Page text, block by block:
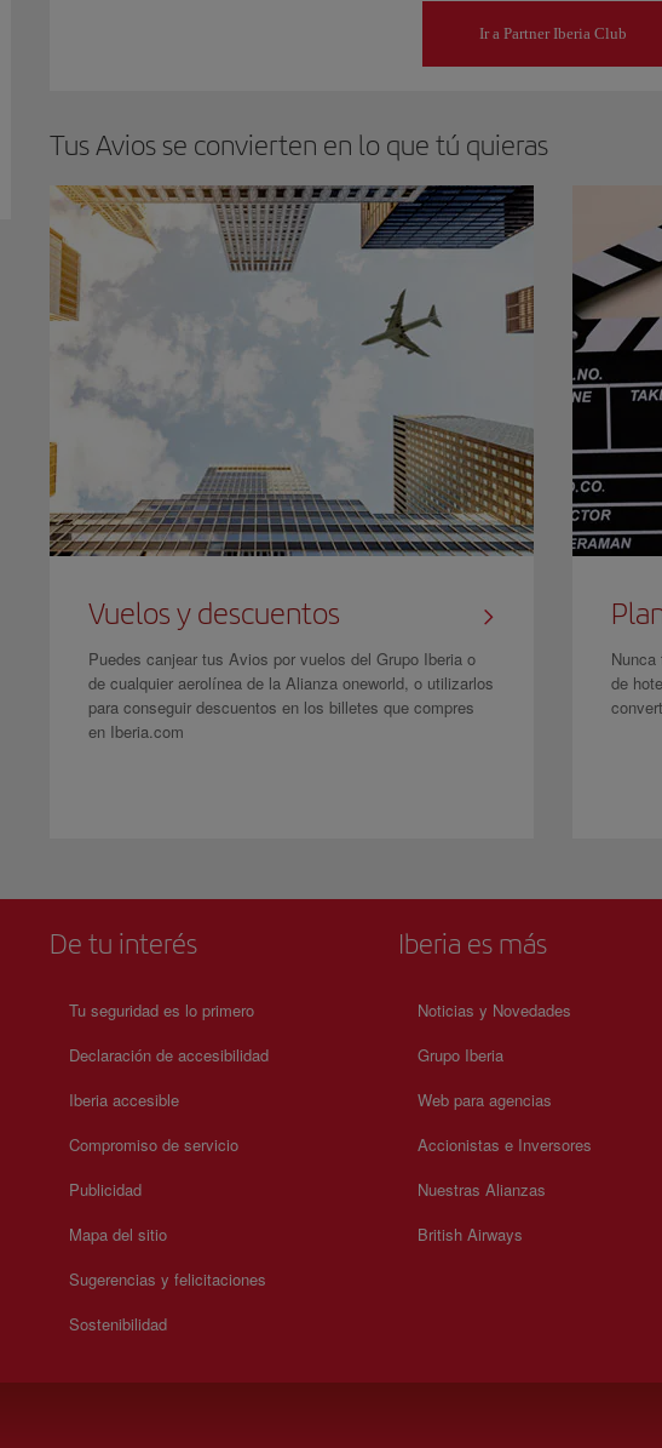
Ir a Partner Iberia Club
Tus Avios se convierten en lo que tú quieras
Vuelos y descuentos
Puedes canjear tus Avios por vuelos del Grupo Iberia o
de cualquier aerolínea de la Alianza oneworld, o utilizarlos
para conseguir descuentos en los billetes que compres
en Iberia.com
de
De tu interés
Tu seguridad es lo primero
Declaración de accesibilidad
Iberia accesible
Compromiso de servicio
Publicidad
Mapa del sitio
Sugerencias y felicitaciones
Sostenibilidad
Iberia es más
Noticias y Novedades
Grupo Iberia
Web para agencias
Accionistas e Inversores
Nuestras Alianzas
British Airways